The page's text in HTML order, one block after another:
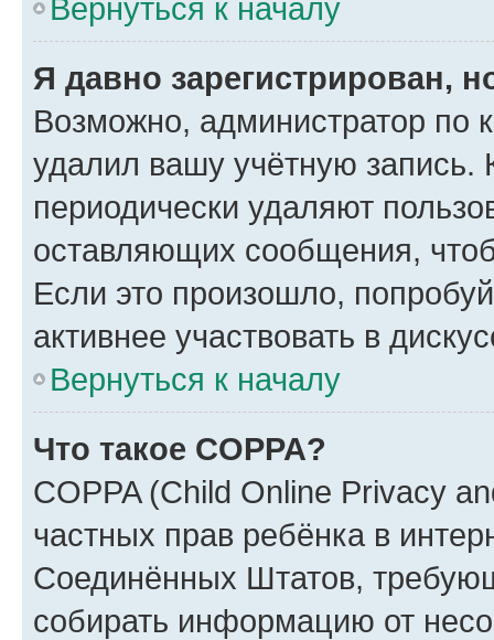
Вернуться к началу
Я давно зарегистрирован,
Возможно, администратор по
удалил вашу учётную запись.
периодически удаляют
оставляющих сообщения,
Если это произошло,
активнее участвовать в
Вернуться к началу
Что такое COPPA?
COPPA (Child Online Privacy
частных прав ребёнка в
Соединённых Штатов,
собирать информацию от